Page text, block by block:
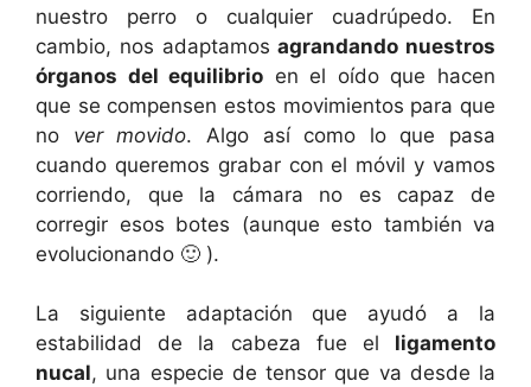
nuestro perro o cualquier cuadrúpedo. En
cambio, nos adaptamosagrandando nuestros
órganos del equilibrio en el oído que hacen
que se compensen estos movimientos para que
no ver movido. Algo así como lo que pasa
cuando queremos grabar con el móvil y vamos
corriendo, que la cámara no es capaz de
corregir esos botes (aunque esto también va
evolucionando 🙂 ).
La siguiente adaptación que ayudó a la
estabilidad de la cabeza fue el ligamento
nucal, una especie de tensor que va desde la